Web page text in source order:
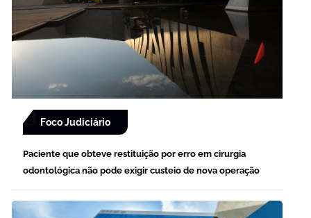
Foco Judiciário
Paciente que obteve restituição por erro em cirurgia
odontológica não pode exigir custeio de nova operação